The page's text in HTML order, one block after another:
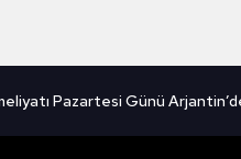
Pazartesi Günü